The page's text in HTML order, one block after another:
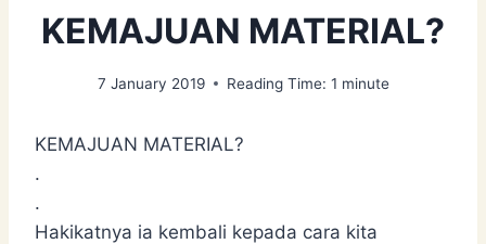
KEMAJUAN MATERIAL?
7 January 2019 Reading Time: 1 minute
KEMAJUAN MATERIAL?
.
.
Hakikatnya ia kembali kepada cara kita